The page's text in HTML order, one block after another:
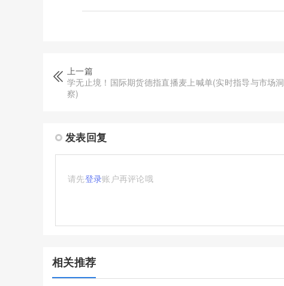
上一篇
学无止境！国际期货德指直播麦上喊单(实时指导与市场洞
察)
发表回复
请先登录账户再评论哦
相关推荐